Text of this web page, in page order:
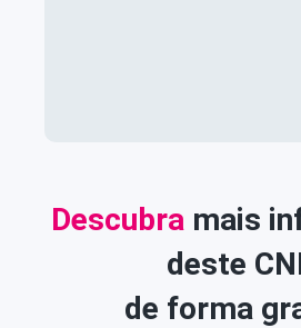
Descubra mais
deste
de forma